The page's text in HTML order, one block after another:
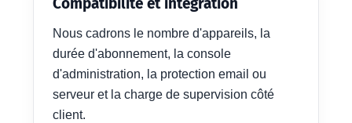
Nous cadrons le nombre d'appareils, la
durée d'abonnement, la console
d'administration, la protection email ou
serveur et la charge de supervision côté
client.